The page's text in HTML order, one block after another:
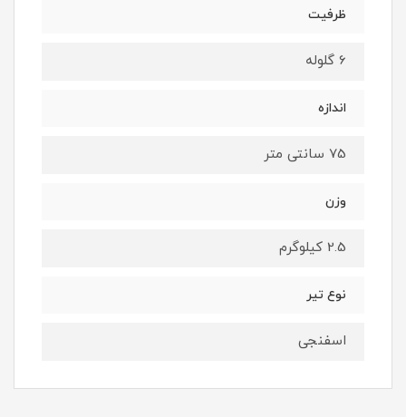
ظرفیت
6 گلوله
اندازه
75 سانتی متر
وزن
2.5 کیلوگرم
نوع تیر
اسفنجی